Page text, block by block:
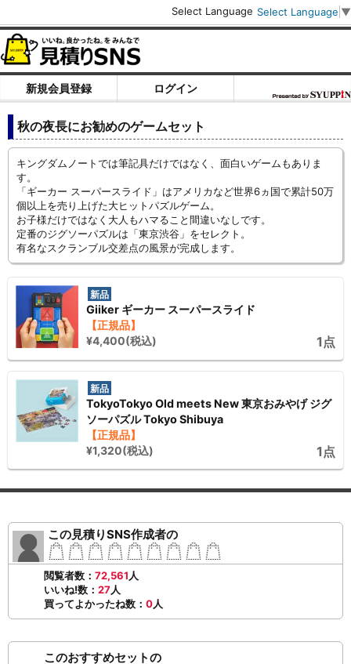
Select Language Select Language ▼
新規会員登録 ログイン
秋の夜長にお勧めのゲームセット
キングダムノートでは筆記具だけではなく、面白いゲームもありま
す。
「ギーカー スーパースライド」はアメリカなど世界6ヵ国で累計50万
個以上を売り上げた大ヒットパズルゲーム。
お子様だけではなく大人もハマること間違いなしです。
定番のジグソーパズルは「東京渋谷」をセレクト。
有名なスクランブル交差点の風景が完成します。
新品
Giiker ギーカー スーパースライド
【正規品】
¥4,400(税込)
1点
新品
TokyoTokyo Old meets New 東京おみやげ ジグ
ソーパズル Tokyo Shibuya
【正規品】
¥1,320(税込)
1点
この見積りSNS作成者の
閲覧者数： 72,561 人
いいね!数： 27人
買ってよかったね数： 0人
このおすすめセットの